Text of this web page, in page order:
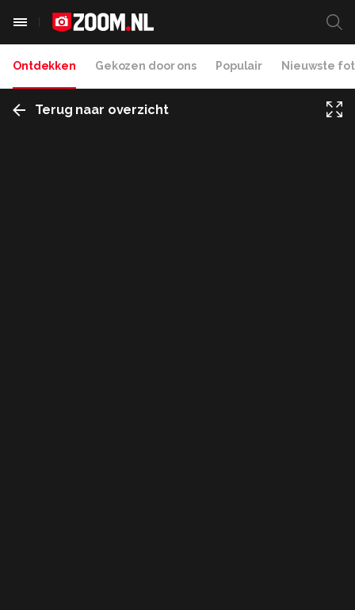
Ontdekken Gekozen door ons Populair Nieuwste
Terug naar overzicht